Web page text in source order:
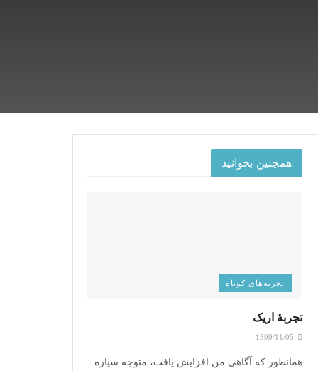
همچنین بخوانید
تجربه‌های کوتاه
تجربۀ اریک
همانطور که آگاهی من افزایش یافت، متوجه سیاره